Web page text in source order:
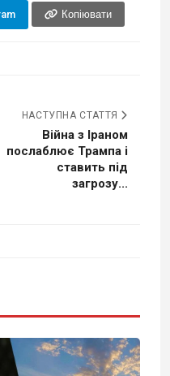
Копіювати
НАСТУПНА СТАТТЯ
Війна з Іраном
послаблює Трампа і
ставить під
загрозу...